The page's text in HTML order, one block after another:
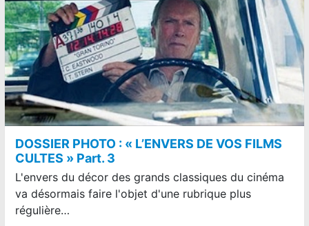
DOSSIER PHOTO : « L’ENVERS DE VOS FILMS
CULTES » Part. 3
L'envers du décor des grands classiques du cinéma
va désormais faire l'objet d'une rubrique plus
régulière…